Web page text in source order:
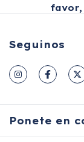
Seguinos
Ponete en